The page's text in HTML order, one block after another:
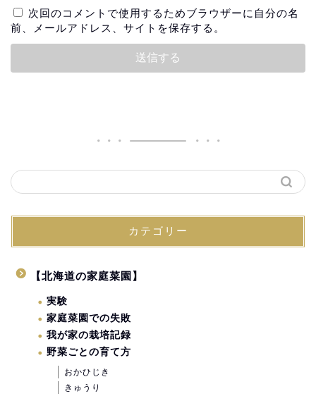
次回のコメントで使用するためブラウザーに自分の名
前、メールアドレス、サイトを保存する。
カテゴリー
【北海道の家庭菜園】
実験
家庭菜園での失敗
我が家の栽培記録
野菜ごとの育て方
おかひじき
きゅうり